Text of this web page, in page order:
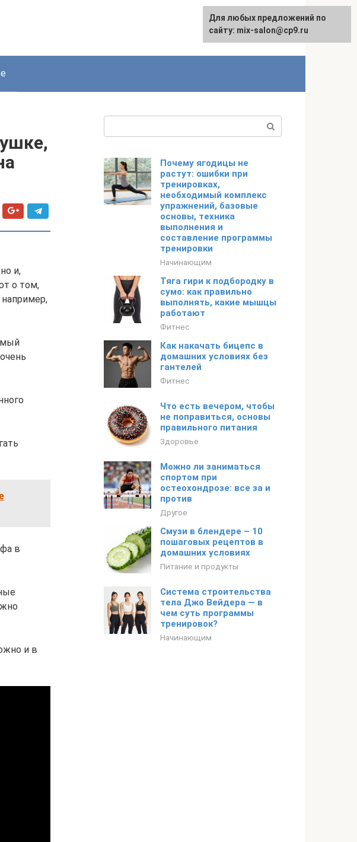
и,
о том,
в
и в
Почему ягодицы не
растут: ошибки при
тренировках,
необходимый комплекс
упражнений, базовые
основы, техника
выполнения и
составление программы
тренировки
Начинающим
Тяга гири к подбородку в
сумо: как правильно
выполнять, какие мышцы
работают
Фитнес
Как накачать бицепс в
домашних условиях без
гантелей
Фитнес
Что есть вечером, чтобы
не поправиться, основы
правильного питания
Здоровье
Можно ли заниматься
спортом при
остеохондрозе: все за и
против
Другое
Смузи в блендере – 10
пошаговых рецептов в
домашних условиях
Питание и продукты
Система строительства
тела Джо Вейдера — в
чем суть программы
тренировок?
Начинающим
Для любых предложений по
сайту: mix-salon@cp9.ru